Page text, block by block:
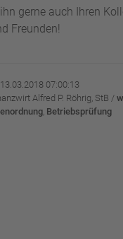
gerne auch Ihren
Freunden!
07:00:13
Alfred P. Röhrig, StB /
, Betriebsprüfung